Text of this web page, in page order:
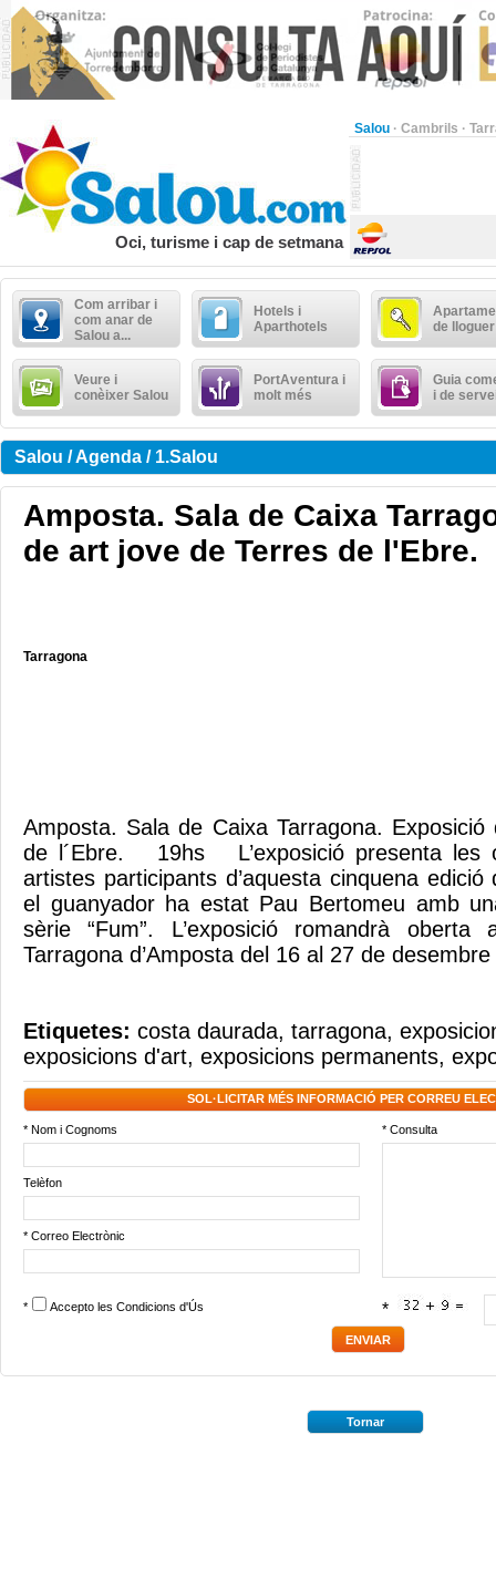
Salou · Cambrils ·
Oci, turisme i cap de setmana
Com arribar i
com anar de
Salou a...
Hotels i
Aparthotels
de lloguer
Veure i
conèixer Salou
PortAventura i
molt més
Guia
i de
Salou / Agenda / 1.Salou
Amposta. Sala de Caixa
de art jove de Terres de l'Ebre.
Tarragona
Amposta. Sala de Caixa Tarragona.
de l´Ebre. 19hs L’exposició presenta les
artistes participants d’aquesta cinquena
el guanyador ha estat Pau Bertomeu amb
sèrie “Fum”. L’exposició romandrà
Tarragona d’Amposta del 16 al 27 de
Etiquetes: costa daurada, tarragona,
exposicions d'art, exposicions permanents,
SOL·LICITAR MÉS INFORMACIÓ PER CORREU
* Nom i Cognoms * Consulta
Telèfon
* Correo Electrònic
* Accepto les Condicions d'Ús *
Tornar